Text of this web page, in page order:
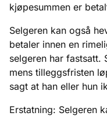
kjøpesummen er
Selgeren kan også
betaler innen en
selgeren har fastsatt.
mens tilleggsfristen
sagt at han eller hun
Erstatning: Selgeren